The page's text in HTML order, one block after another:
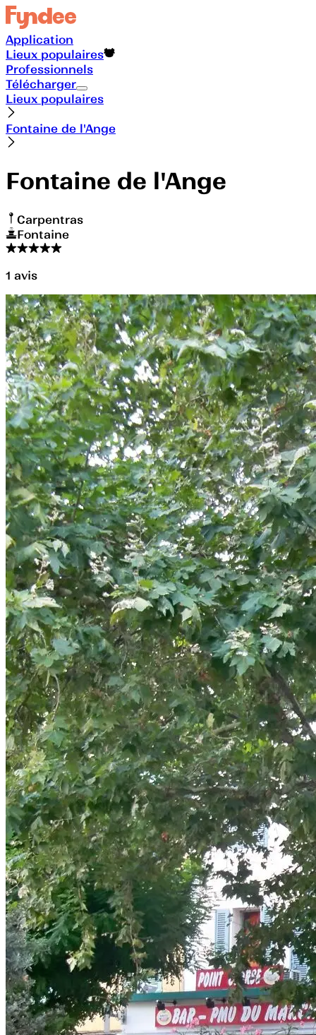
Application
Lieux populaires
Professionnels
Télécharger
Lieux populaires
Fontaine de l'Ange
Fontaine de l'Ange
Carpentras
Fontaine
1 avis